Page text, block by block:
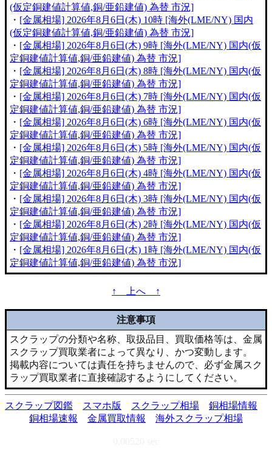
(仮定銅建値計算値,銅/亜鉛建値) 為替 市況]
・ [金属相場] 2026年8月6日(木) 10時 [海外(LME/NY) 国内
(仮定銅建値計算値,銅/亜鉛建値) 為替 市況]
・ [金属相場] 2026年8月6日(木) 9時 [海外(LME/NY) 国内(仮
定銅建値計算値,銅/亜鉛建値) 為替 市況]
・ [金属相場] 2026年8月6日(木) 8時 [海外(LME/NY) 国内(仮
定銅建値計算値,銅/亜鉛建値) 為替 市況]
・ [金属相場] 2026年8月6日(木) 7時 [海外(LME/NY) 国内(仮
定銅建値計算値,銅/亜鉛建値) 為替 市況]
・ [金属相場] 2026年8月6日(木) 6時 [海外(LME/NY) 国内(仮
定銅建値計算値,銅/亜鉛建値) 為替 市況]
・ [金属相場] 2026年8月6日(木) 5時 [海外(LME/NY) 国内(仮
定銅建値計算値,銅/亜鉛建値) 為替 市況]
・ [金属相場] 2026年8月6日(木) 4時 [海外(LME/NY) 国内(仮
定銅建値計算値,銅/亜鉛建値) 為替 市況]
・ [金属相場] 2026年8月6日(木) 3時 [海外(LME/NY) 国内(仮
定銅建値計算値,銅/亜鉛建値) 為替 市況]
・ [金属相場] 2026年8月6日(木) 2時 [海外(LME/NY) 国内(仮
定銅建値計算値,銅/亜鉛建値) 為替 市況]
・ [金属相場] 2026年8月6日(木) 1時 [海外(LME/NY) 国内(仮
定銅建値計算値,銅/亜鉛建値) 為替 市況]
↑ 上へ ↑
注意事項
スクラップの分類や名称、取扱品目、買取価格等は、金属
スクラップ買取業者によって異なり、かつ変動します。
掲載内容については責任を持ちませんので、必ず金属スク
ラップ買取業者に直接確認するようにしてください。
スクラップ図鑑 スマホ版 スクラップ相場
銅相場情報
銅相場速報
金属買取情報 海外スクラップ相場